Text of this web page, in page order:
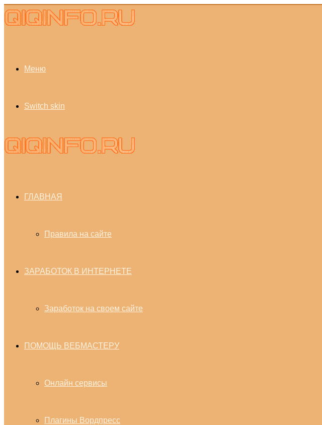
Меню
Switch skin
ГЛАВНАЯ
Правила на сайте
ЗАРАБОТОК В ИНТЕРНЕТЕ
Заработок на своем сайте
ПОМОЩЬ ВЕБМАСТЕРУ
Онлайн сервисы
Плагины Вордпресс